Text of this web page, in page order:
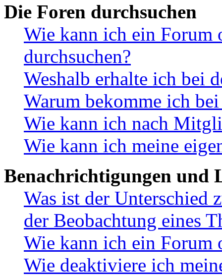
Die Foren durchsuchen
Wie kann ich ein Forum
durchsuchen?
Weshalb erhalte ich bei
Warum bekomme ich
Wie kann ich nach
Wie kann ich meine
Benachrichtigungen und
Was ist der Unterschied
der Beobachtung eines
Wie kann ich ein Forum
Wie deaktiviere ich